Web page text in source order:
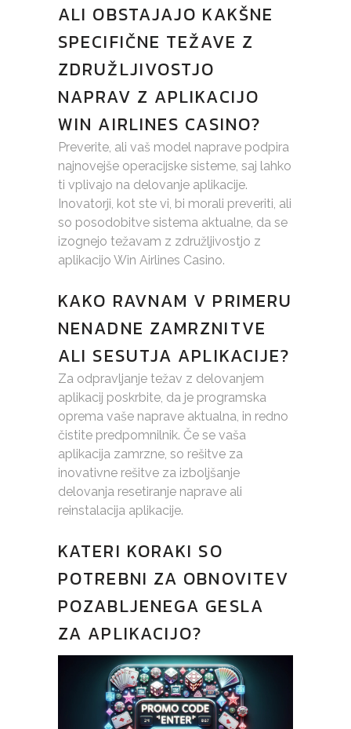
ALI OBSTAJAJO KAKŠNE
SPECIFIČNE TEŽAVE Z
ZDRUŽLJIVOSTJO
NAPRAV Z APLIKACIJO
WIN AIRLINES CASINO?
Preverite, ali vaš model naprave podpira
najnovejše operacijske sisteme, saj lahko
ti vplivajo na delovanje aplikacije.
Inovatorji, kot ste vi, bi morali preveriti, ali
so posodobitve sistema aktualne, da se
izognejo težavam z združljivostjo z
aplikacijo Win Airlines Casino.
KAKO RAVNAM V PRIMERU
NENADNE ZAMRZNITVE
ALI SESUTJA APLIKACIJE?
Za odpravljanje težav z delovanjem
aplikacij poskrbite, da je programska
oprema vaše naprave aktualna, in redno
čistite predpomnilnik. Če se vaša
aplikacija zamrzne, so rešitve za
inovativne rešitve za izboljšanje
delovanja resetiranje naprave ali
reinstalacija aplikacije.
KATERI KORAKI SO
POTREBNI ZA OBNOVITEV
POZABLJENEGA GESLA
ZA APLIKACIJO?